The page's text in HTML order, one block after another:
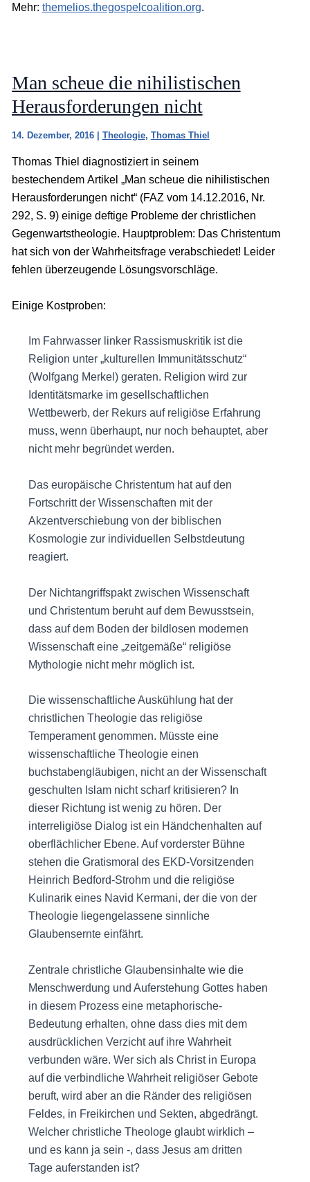
Mehr: themelios.thegospelcoalition.org.
Man scheue die nihilistischen
Herausforderungen nicht
14. Dezember, 2016 Theologie, Thomas Thiel
Thomas Thiel diagnostiziert in seinem
bestechendem Artikel „Man scheue die nihilistischen
Herausforderungen nicht“ (FAZ vom 14.12.2016, Nr.
292, S. 9) einige deftige Probleme der christlichen
Gegenwartstheologie. Hauptproblem: Das Christentum
hat sich von der Wahrheitsfrage verabschiedet! Leider
fehlen überzeugende Lösungsvorschläge.
Einige Kostproben:
Im Fahrwasser linker Rassismuskritik ist die
Religion unter „kulturellen Immunitätsschutz“
(Wolfgang Merkel) geraten. Religion wird zur
Identitätsmarke im gesellschaftlichen
Wettbewerb, der Rekurs auf religiöse Erfahrung
muss, wenn überhaupt, nur noch behauptet, aber
nicht mehr begründet werden.
Das europäische Christentum hat auf den
Fortschritt der Wissenschaften mit der
Akzentverschiebung von der biblischen
Kosmologie zur individuellen Selbstdeutung
reagiert.
Der Nichtangriffspakt zwischen Wissenschaft
und Christentum beruht auf dem Bewusstsein,
dass auf dem Boden der bildlosen modernen
Wissenschaft eine „zeitgemäße“ religiöse
Mythologie nicht mehr möglich ist.
Die wissenschaftliche Auskühlung hat der
christlichen Theologie das religiöse
Temperament genommen. Müsste eine
wissenschaftliche Theologie einen
buchstabengläubigen, nicht an der Wissenschaft
geschulten Islam nicht scharf kritisieren? In
dieser Richtung ist wenig zu hören. Der
interreligiöse Dialog ist ein Händchenhalten auf
oberflächlicher Ebene. Auf vorderster Bühne
stehen die Gratismoral des EKD-Vorsitzenden
Heinrich Bedford-Strohm und die religiöse
Kulinarik eines Navid Kermani, der die von der
Theologie liegengelassene sinnliche
Glaubensernte einfährt.
Zentrale christliche Glaubensinhalte wie die
Menschwerdung und Auferstehung Gottes haben
in diesem Prozess eine metaphorische-
Bedeutung erhalten, ohne dass dies mit dem
ausdrücklichen Verzicht auf ihre Wahrheit
verbunden wäre. Wer sich als Christ in Europa
auf die verbindliche Wahrheit religiöser Gebote
beruft, wird aber an die Ränder des religiösen
Feldes, in Freikirchen und Sekten, abgedrängt.
Welcher christliche Theologe glaubt wirklich –
und es kann ja sein -, dass Jesus am dritten
Tage auferstanden ist?